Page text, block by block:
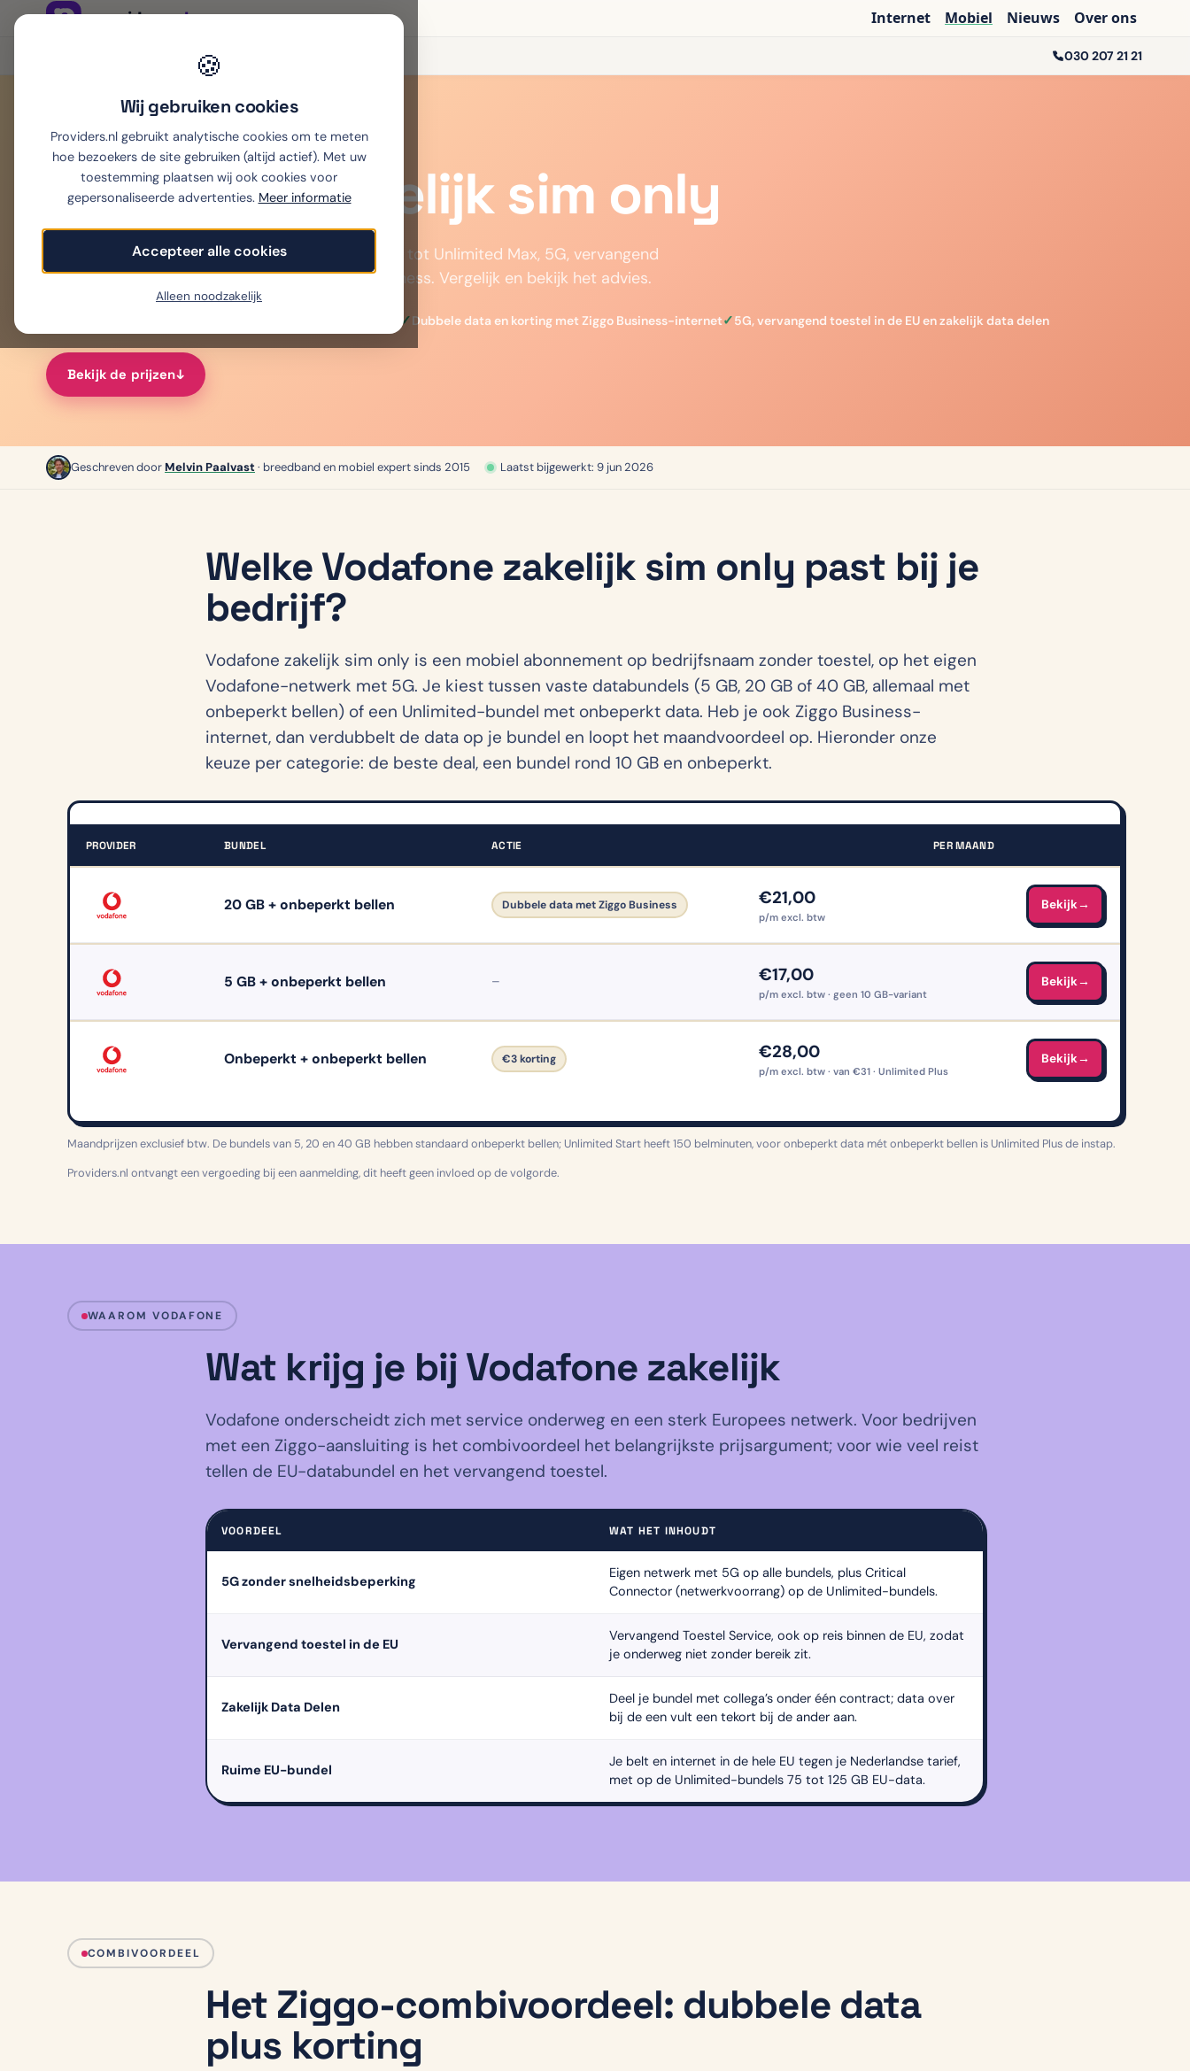
🍪
Wij gebruiken cookies
Providers.nl gebruikt analytische cookies om te meten
hoe bezoekers de site gebruiken (altijd actief). Met uw
toestemming plaatsen wij ook cookies voor
gepersonaliseerde advertenties. Meer informatie
Accepteer alle cookies
Alleen noodzakelijk
Internet Mobiel Nieuws Over ons
Onafhankelijk sinds 2007 030 207 21 21
Home›Mobiel ›Vodafone zakelijk sim only
Vodafone zakelijk sim only
Vodafone zakelijk sim only: alle bundels van 5 GB tot Unlimited Max, 5G, vervangend
toestel in de EU en dubbele data met Ziggo Business. Vergelijk en bekijk het advies.
Dubbele data en korting met Ziggo Business-internet 5G, vervangend toestel in de EU en zakelijk data delen
Bekijk de prijzen↓︎
Geschreven door Melvin Paalvast · breedband en mobiel expert sinds 2015 Laatst bijgewerkt: 9 jun 2026
Welke Vodafone zakelijk sim only past bij je
bedrijf?
Vodafone zakelijk sim only is een mobiel abonnement op bedrijfsnaam zonder toestel, op het eigen
Vodafone-netwerk met 5G. Je kiest tussen vaste databundels (5 GB, 20 GB of 40 GB, allemaal met
onbeperkt bellen) of een Unlimited-bundel met onbeperkt data. Heb je ook Ziggo Business-
internet, dan verdubbelt de data op je bundel en loopt het maandvoordeel op. Hieronder onze
keuze per categorie: de beste deal, een bundel rond 10 GB en onbeperkt.
e
k
m
o
n
l
PROVIDER BUNDEL ACTIE PER MAAND
E
K
K
E
20 GB + onbeperkt bellen Dubbele data met Ziggo Business €21,00
p/m excl. btw
Bekijk→
5 GB + onbeperkt bellen – €17,00
p/m excl. btw · geen 10 GB-variant
Bekijk→
Onbeperkt + onbeperkt bellen €3 korting €28,00
p/m excl. btw · van €31 · Unlimited Plus
Bekijk→
Maandprijzen exclusief btw. De bundels van 5, 20 en 40 GB hebben standaard onbeperkt bellen; Unlimited Start heeft 150 belminuten, voor onbeperkt data mét onbeperkt bellen is Unlimited Plus de instap.
Providers.nl ontvangt een vergoeding bij een aanmelding, dit heeft geen invloed op de volgorde.
WAAROM VODAFONE
Wat krijg je bij Vodafone zakelijk
Vodafone onderscheidt zich met service onderweg en een sterk Europees netwerk. Voor bedrijven
met een Ziggo-aansluiting is het combivoordeel het belangrijkste prijsargument; voor wie veel reist
tellen de EU-databundel en het vervangend toestel.
VOORDEEL WAT HET INHOUDT
5G zonder snelheidsbeperking
Eigen netwerk met 5G op alle bundels, plus Critical
Connector (netwerkvoorrang) op de Unlimited-bundels.
Vervangend toestel in de EU
Vervangend Toestel Service, ook op reis binnen de EU, zodat
je onderweg niet zonder bereik zit.
Zakelijk Data Delen
Deel je bundel met collega’s onder één contract; data over
bij de een vult een tekort bij de ander aan.
Ruime EU-bundel
Je belt en internet in de hele EU tegen je Nederlandse tarief,
met op de Unlimited-bundels 75 tot 125 GB EU-data.
COMBIVOORDEEL
Het Ziggo-combivoordeel: dubbele data
plus korting